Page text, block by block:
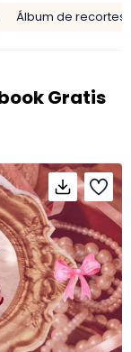
Álbum de recortes
Gratis